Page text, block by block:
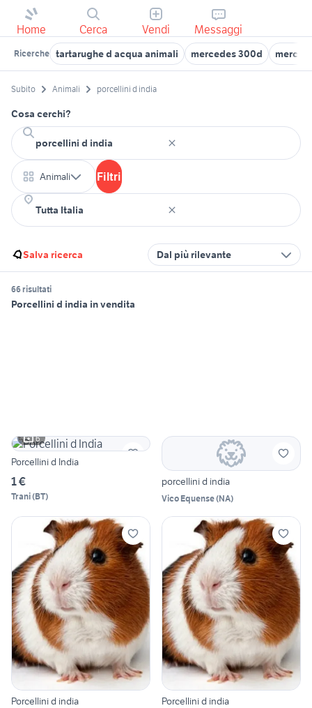
Home Cerca Vendi Messaggi
Ricerche tartarughe d acqua animali mercedes 300d
Subito Animali porcellini d india
Cosa cerchi?
Animali Filtri
Salva ricerca Dal più rilevante
66 risultati
Porcellini d india in vendita
6
Porcellini d India
1 €
Trani(BT)
porcellini d india
Vico Equense(NA)
Porcellini d india Porcellini d india